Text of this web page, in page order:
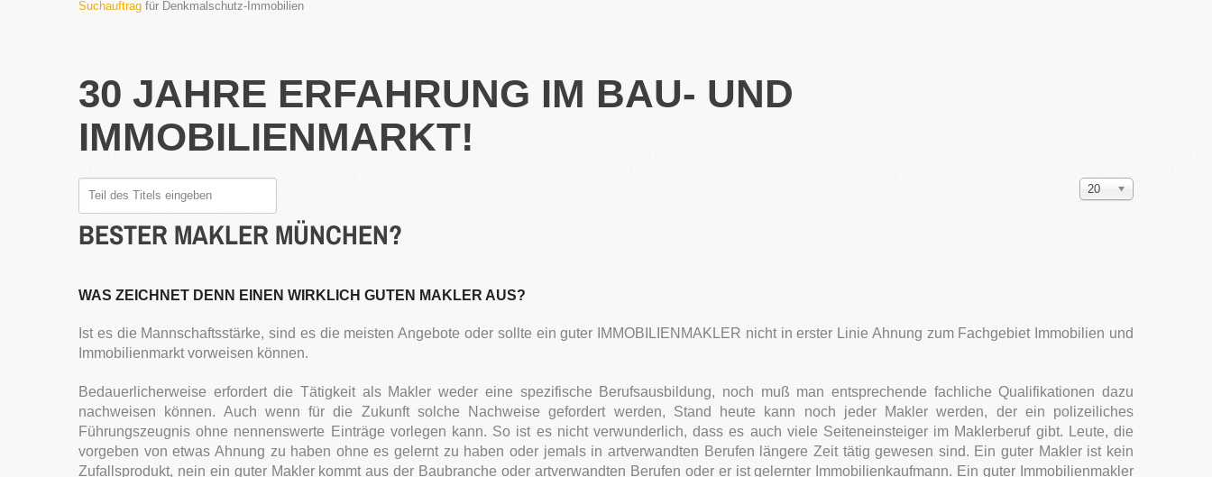
Suchauftrag für Denkmalschutz-Immobilien
30 JAHRE ERFAHRUNG IM BAU- UND
IMMOBILIENMARKT!
Titels
eingeben
Anzeige
#
20
BESTER MAKLER MÜNCHEN?
WAS ZEICHNET DENN EINEN WIRKLICH GUTEN MAKLER AUS?
Ist es die Mannschaftsstärke, sind es die meisten Angebote oder sollte ein guter IMMOBILIENMAKLER nicht in erster Linie Ahnung zum Fachgebiet Immobilien und
Immobilienmarkt vorweisen können.
Bedauerlicherweise erfordert die Tätigkeit als Makler weder eine spezifische Berufsausbildung, noch muß man entsprechende fachliche Qualifikationen dazu
nachweisen können. Auch wenn für die Zukunft solche Nachweise gefordert werden, Stand heute kann noch jeder Makler werden, der ein polizeiliches
Führungszeugnis ohne nennenswerte Einträge vorlegen kann. So ist es nicht verwunderlich, dass es auch viele Seiteneinsteiger im Maklerberuf gibt. Leute, die
vorgeben von etwas Ahnung zu haben ohne es gelernt zu haben oder jemals in artverwandten Berufen längere Zeit tätig gewesen sind. Ein guter Makler ist kein
Zufallsprodukt, nein ein guter Makler kommt aus der Baubranche oder artverwandten Berufen oder er ist gelernter Immobilienkaufmann. Ein guter Immobilienmakler